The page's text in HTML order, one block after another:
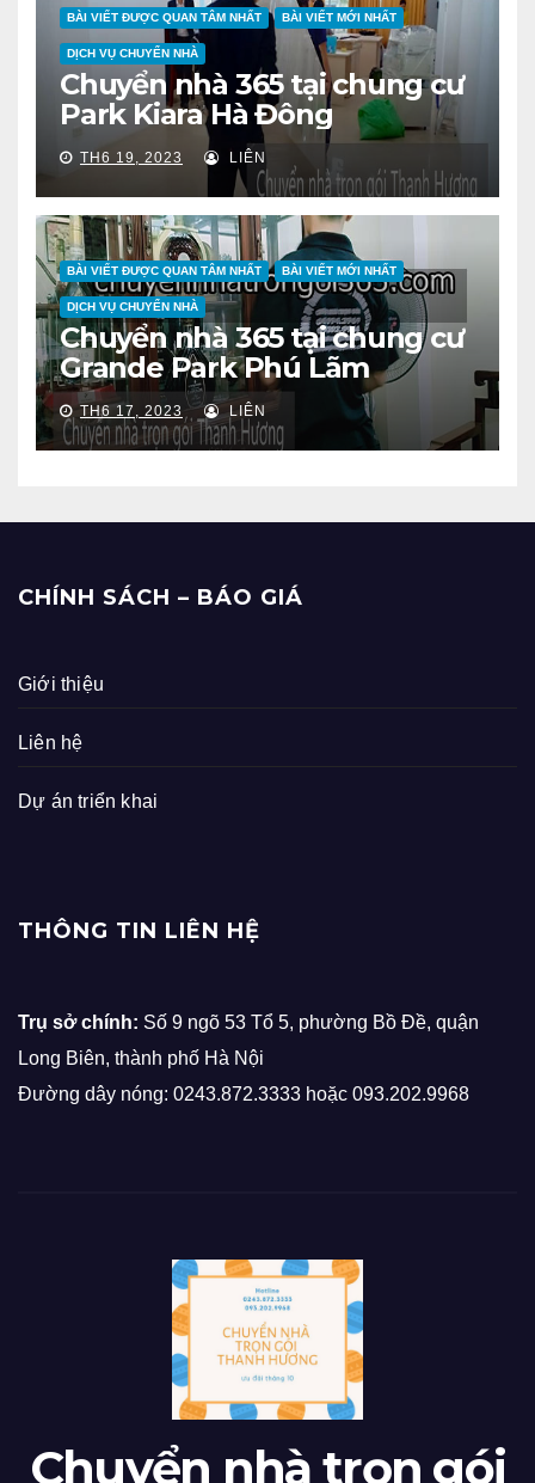
BÀI VIẾT ĐƯỢC QUAN TÂM NHẤT BÀI VIẾT MỚI NHẤT
DỊCH VỤ CHUYỂN NHÀ
Chuyển nhà 365 tại chung cư
Park Kiara Hà Đông
TH6 19, 2023 LIÊN
BÀI VIẾT ĐƯỢC QUAN TÂM NHẤT BÀI VIẾT MỚI NHẤT
DỊCH VỤ CHUYỂN NHÀ
Chuyển nhà 365 tại chung cư
Grande Park Phú Lãm
TH6 17, 2023 LIÊN
CHÍNH SÁCH – BÁO GIÁ
Giới thiệu
Liên hệ
Dự án triển khai
THÔNG TIN LIÊN HỆ
Trụ sở chính: Số 9 ngõ 53 Tổ 5, phường Bồ Đề, quận
Long Biên, thành phố Hà Nội
Đường dây nóng: 0243.872.3333 hoặc 093.202.9968
Chuyển nhà trọn gói